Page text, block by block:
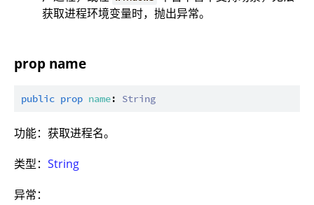
获取进程环境变量时，抛出异常。
prop name
public prop name: String
功能：获取进程名。
类型： String
异常：